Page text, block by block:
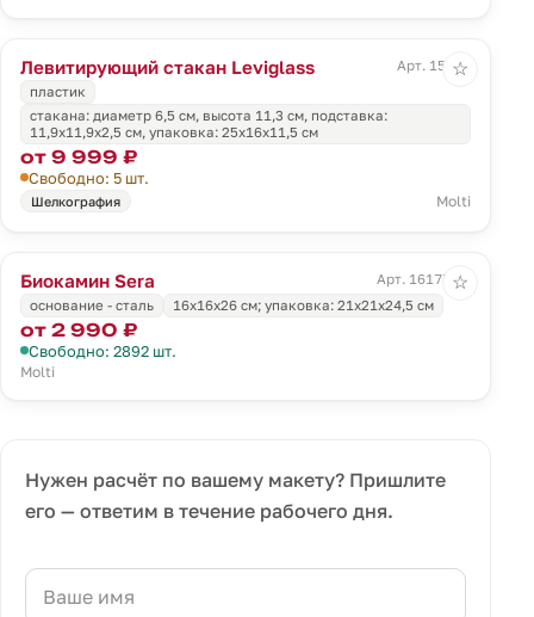
Левитирующий стакан Leviglass
Арт. 15532
пластик
стакана: диаметр 6,5 см, высота 11,3 см, подставка:
11,9x11,9x2,5 см, упаковка: 25х16х11,5 см
от 9 999 ₽
Свободно: 5 шт.
Шелкография Molti
☆
Биокамин Sera
Арт. 16177.30
основание - сталь
16x16x26 см; упаковка: 21x21x24,5 см
от 2 990 ₽
Свободно: 2892 шт.
Molti
☆
Нужен расчёт по вашему макету? Пришлите
его — ответим в течение рабочего дня.